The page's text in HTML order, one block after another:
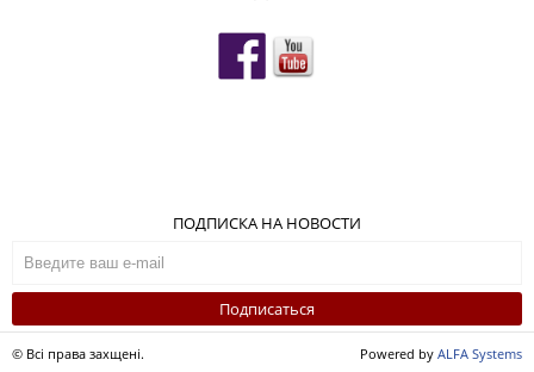
ПОДПИСКА НА НОВОСТИ
Подписаться
© Всі права захщені. Powered by ALFA Systems